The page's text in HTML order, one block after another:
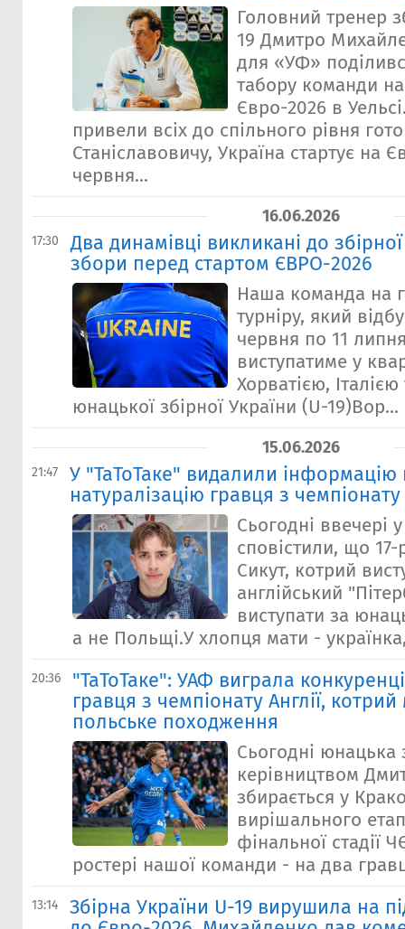
Головний тренер
19 Дмитро
для «УФ»
табору команди
Євро-2026 в
привели всіх до спільного рівня
Станіславовичу, Україна стартує на
червня...
16.06.2026
17:30
Два динамівці викликані до
збори перед стартом ЄВРО-2026
Наша команда на
турніру, який
червня по 11
виступатиме у
Хорватією,
юнацької збірної України (U-19)Вор...
15.06.2026
21:47
У "ТаТоТаке" видалили інформацію
натуралізацію гравця з чемпіонату
Сьогодні ввечері
сповістили, що 17-
Сикут, котрий
англійський
виступати за
а не Польщі.У хлопця мати -
20:36
"ТаТоТаке": УАФ виграла
гравця з чемпіонату Англії,
польське походження
Сьогодні юнацька
керівництвом
збирається у
вирішального
фінальної стадії
ростері нашої команди - на два
13:14
Збірна України U-19 вирушила на